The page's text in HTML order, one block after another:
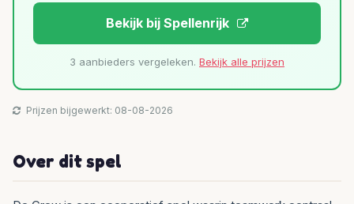
Bekijk bij Spellenrijk
3 aanbieders vergeleken. Bekijk alle prijzen
Prijzen bijgewerkt: 08-08-2026
Over dit spel